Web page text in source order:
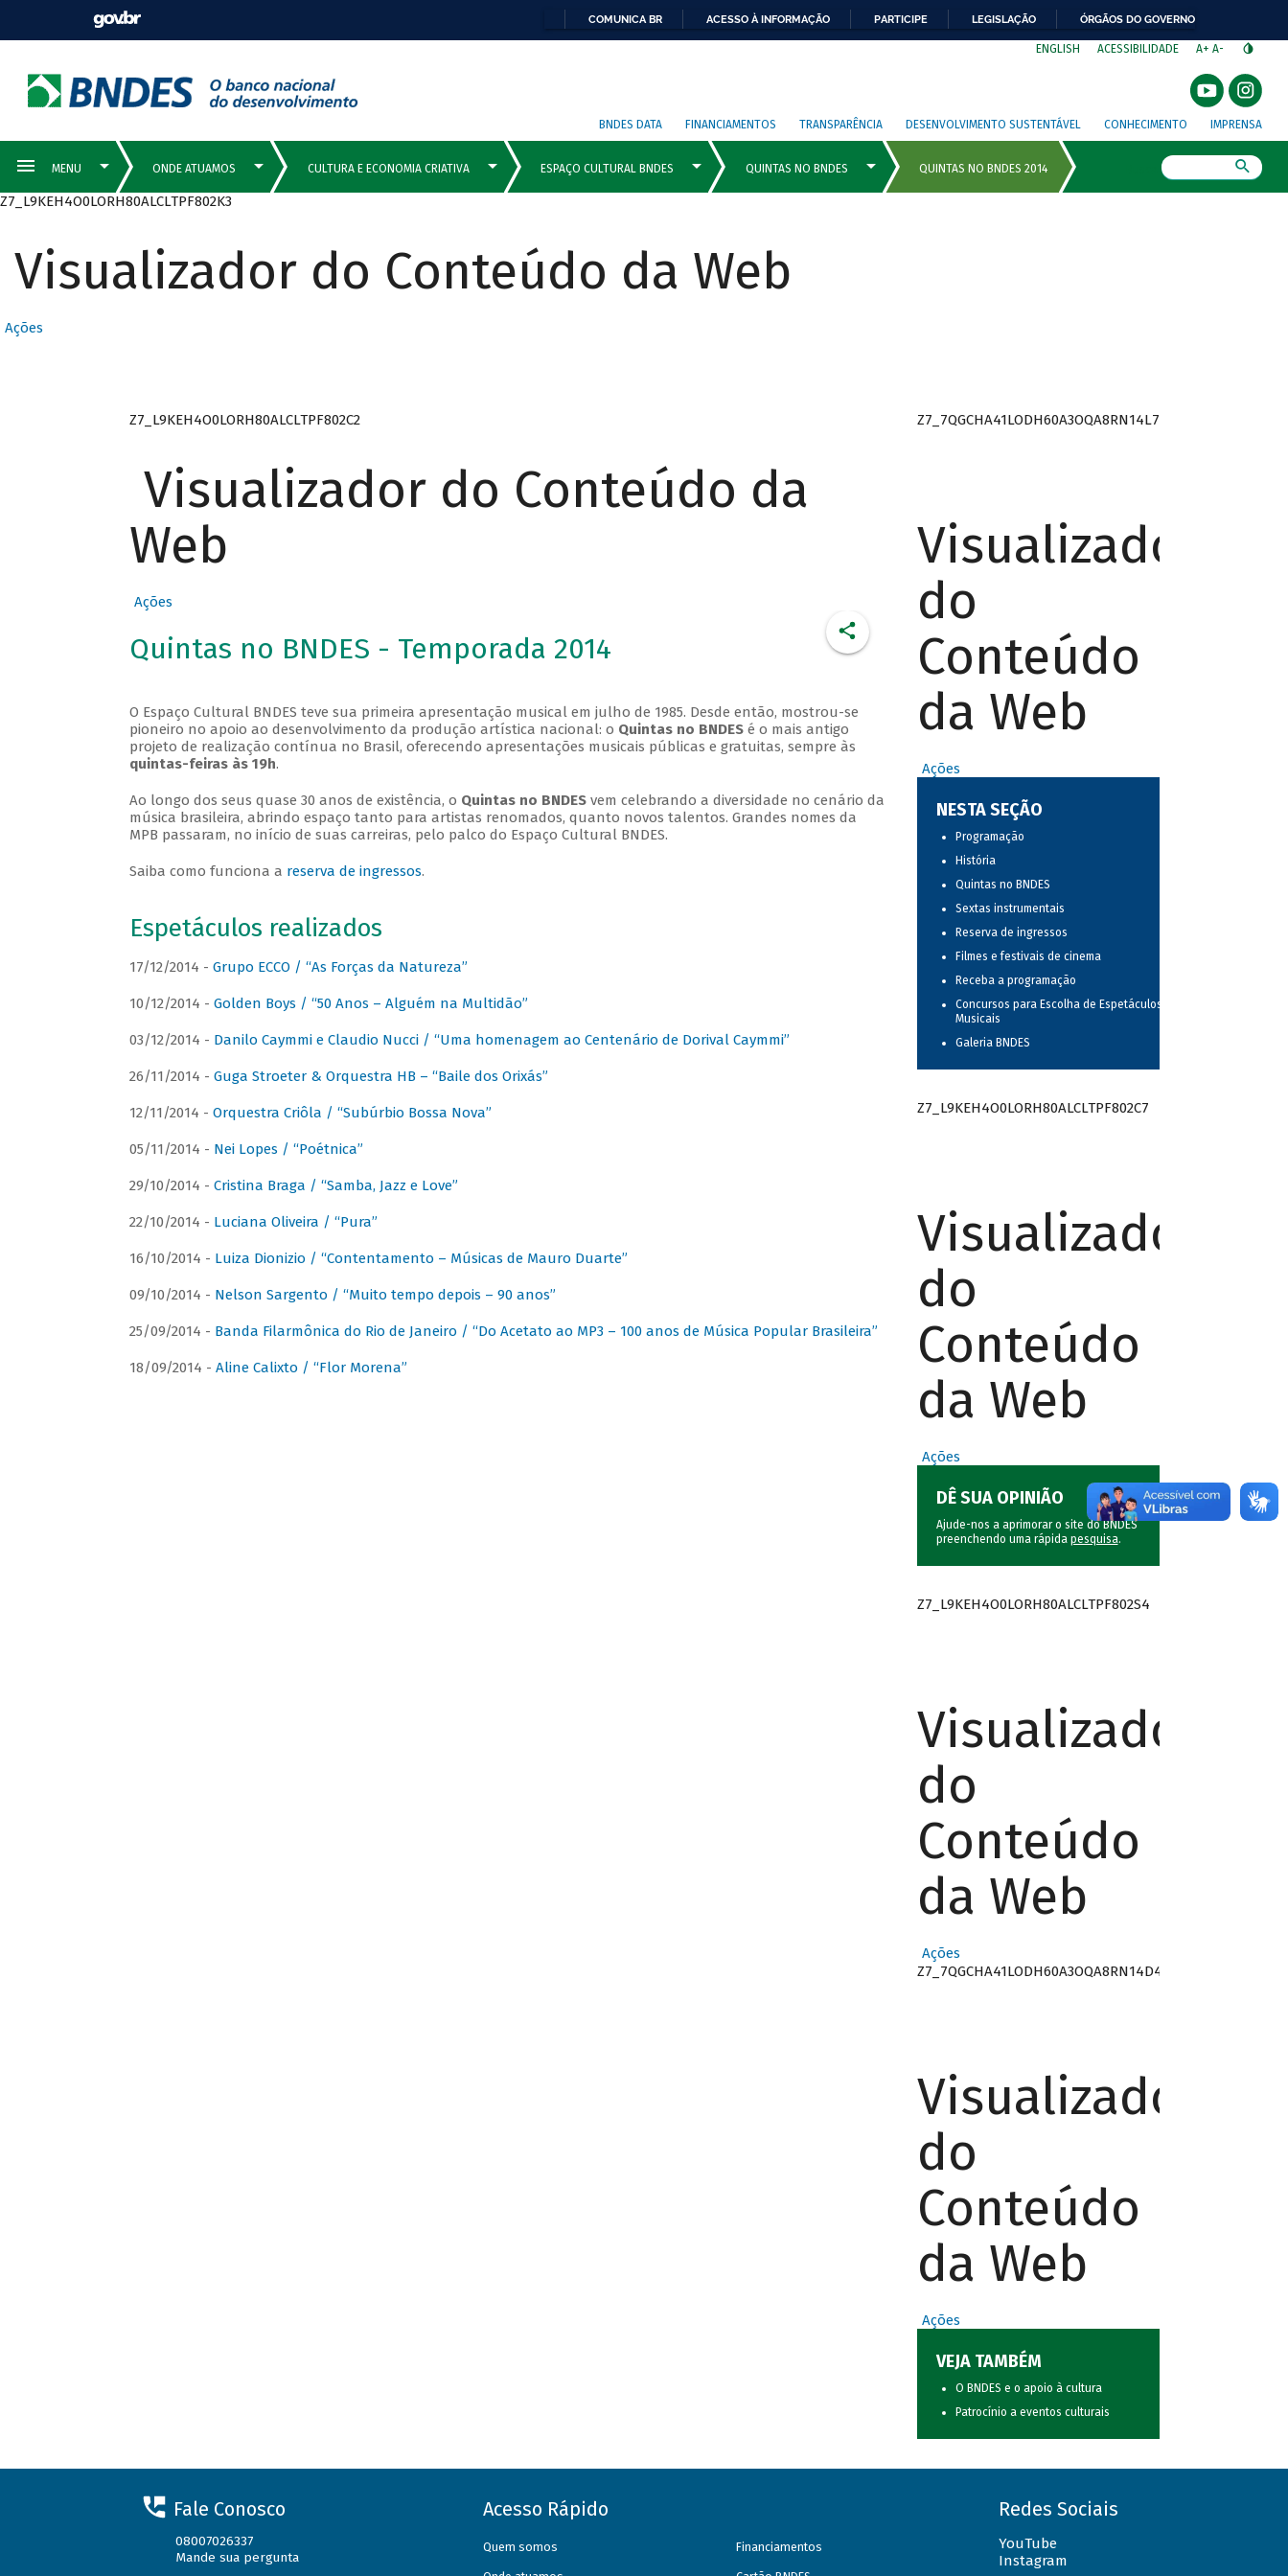
COMUNICA BR ACESSO À INFORMAÇÃO PARTICIPE LEGISLAÇÃO ÓRGÃOS DO GOVERNO
ENGLISH ACESSIBILIDADE A+ A-
BNDES DATA FINANCIAMENTOS TRANSPARÊNCIA DESENVOLVIMENTO SUSTENTÁVEL CONHECIMENTO IMPRENSA
Z7_L9KEH4O0LORH80ALCLTPF802K3
Visualizador do Conteúdo da Web
Ações
Z7_L9KEH4O0LORH80ALCLTPF802C2
Visualizador do Conteúdo da
Web
Ações
Quintas no BNDES - Temporada 2014
O Espaço Cultural BNDES teve sua primeira apresentação musical em julho de 1985. Desde então, mostrou-se
pioneiro no apoio ao desenvolvimento da produção artística nacional: o Quintas no BNDESé o mais antigo
projeto de realização contínua no Brasil, oferecendo apresentações musicais públicas e gratuitas, sempre às
quintas-feiras às 19h.
Ao longo dos seus quase 30 anos de existência, o Quintas no BNDESvem celebrando a diversidade no cenário da
música brasileira, abrindo espaço tanto para artistas renomados, quanto novos talentos. Grandes nomes da
MPB passaram, no início de suas carreiras, pelo palco do Espaço Cultural BNDES.
Saiba como funciona a reserva de ingressos.
Espetáculos realizados
17/12/2014 - Grupo ECCO / “As Forças da Natureza”
10/12/2014 - Golden Boys / “50 Anos – Alguém na Multidão”
03/12/2014 - Danilo Caymmi e Claudio Nucci / “Uma homenagem ao Centenário de Dorival Caymmi”
26/11/2014 - Guga Stroeter & Orquestra HB – “Baile dos Orixás”
12/11/2014 - Orquestra Criôla / “Subúrbio Bossa Nova”
05/11/2014 - Nei Lopes / “Poétnica”
29/10/2014 - Cristina Braga / “Samba, Jazz e Love”
22/10/2014 - Luciana Oliveira / “Pura”
16/10/2014 - Luiza Dionizio / “Contentamento – Músicas de Mauro Duarte”
09/10/2014 - Nelson Sargento / “Muito tempo depois – 90 anos”
25/09/2014 - Banda Filarmônica do Rio de Janeiro / “Do Acetato ao MP3 – 100 anos de Música Popular Brasileira”
18/09/2014 - Aline Calixto / “Flor Morena”
Z7_7QGCHA41LODH60A3OQA8RN14L7
Visualizador
do
Conteúdo
da Web
Ações
NESTA SEÇÃO
Programação
História
Quintas no BNDES
Sextas instrumentais
Reserva de ingressos
Filmes e festivais de cinema
Receba a programação
Concursos para Escolha de Espetáculos
Musicais
Galeria BNDES
Z7_L9KEH4O0LORH80ALCLTPF802C7
Visualizador
do
Conteúdo
da Web
Ações
DÊ SUA OPINIÃO
Ajude-nos a aprimorar o site do BNDES
preenchendo uma rápida pesquisa.
Z7_L9KEH4O0LORH80ALCLTPF802S4
Visualizador
do
Conteúdo
da Web
Ações
Z7_7QGCHA41LODH60A3OQA8RN14D4
Visualizador
do
Conteúdo
da Web
Ações
VEJA TAMBÉM
O BNDES e o apoio à cultura
Patrocínio a eventos culturais
Fale Conosco
08007026337
Mande sua pergunta
Acesso Rápido
Quem somos Financiamentos
Redes Sociais
YouTube
Instagram